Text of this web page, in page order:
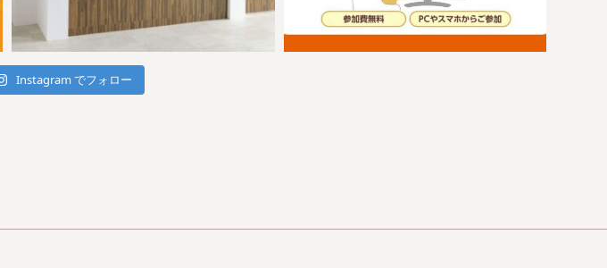
Instagram でフォロー